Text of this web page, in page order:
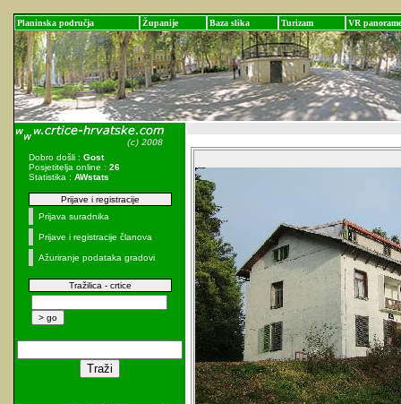
Planinska područja Županije Baza slika Turizam VR panorame
Dobro došli : Gost
Posjetitelja online : 26
Statistika : AWstats
Prijave i registracije
Prijava suradnika
Prijave i registracije članova
Ažuriranje podataka gradovi
Tražilica - crtice